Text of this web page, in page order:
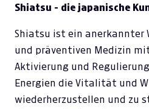
Shiatsu - die japanische
Shiatsu ist ein anerkannter
und präventiven Medizin
Aktivierung und
Energien die Vitalität und
wiederherzustellen und zu